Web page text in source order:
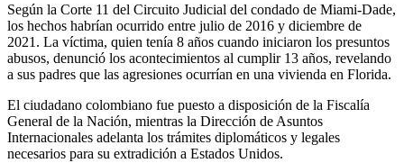
Según la Corte 11 del Circuito Judicial del condado de Miami-Dade,
los hechos habrían ocurrido entre julio de 2016 y diciembre de
2021. La víctima, quien tenía 8 años cuando iniciaron los presuntos
abusos, denunció los acontecimientos al cumplir 13 años, revelando
a sus padres que las agresiones ocurrían en una vivienda en Florida.
El ciudadano colombiano fue puesto a disposición de la Fiscalía
General de la Nación, mientras la Dirección de Asuntos
Internacionales adelanta los trámites diplomáticos y legales
necesarios para su extradición a Estados Unidos.